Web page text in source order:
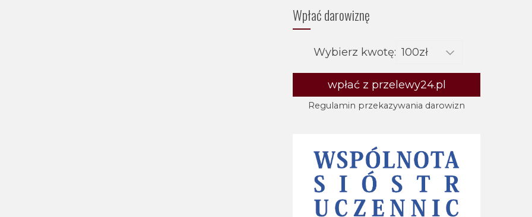
Wpłać darowiznę
Wybierz kwotę:
wpłać z przelewy24.pl
Regulamin przekazywania darowizn